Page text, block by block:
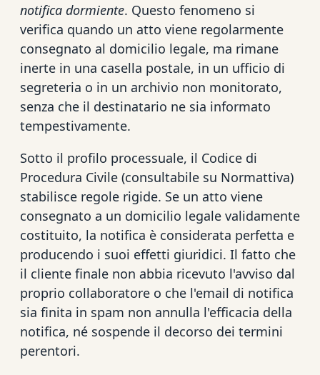
notifica dormiente. Questo fenomeno si
verifica quando un atto viene regolarmente
consegnato al domicilio legale, ma rimane
inerte in una casella postale, in un ufficio di
segreteria o in un archivio non monitorato,
senza che il destinatario ne sia informato
tempestivamente.
Sotto il profilo processuale, il Codice di
Procedura Civile (consultabile su Normattiva)
stabilisce regole rigide. Se un atto viene
consegnato a un domicilio legale validamente
costituito, la notifica è considerata perfetta e
producendo i suoi effetti giuridici. Il fatto che
il cliente finale non abbia ricevuto l'avviso dal
proprio collaboratore o che l'email di notifica
sia finita in spam non annulla l'efficacia della
notifica, né sospende il decorso dei termini
perentori.